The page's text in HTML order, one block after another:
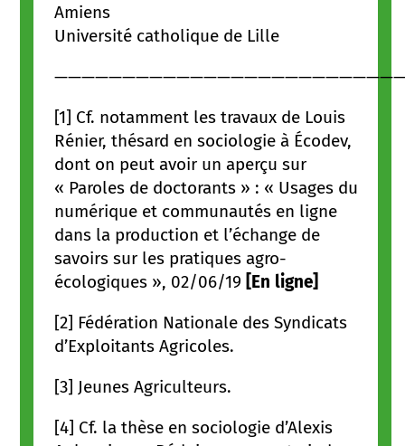
Amiens
Université catholique de Lille
[1] Cf. notamment les travaux de Louis
Rénier, thésard en sociologie à Écodev,
dont on peut avoir un aperçu sur
« Paroles de doctorants » : « Usages du
numérique et communautés en ligne
dans la production et l’échange de
savoirs sur les pratiques agro-
écologiques », 02/06/19 [En ligne]
[2] Fédération Nationale des Syndicats
d’Exploitants Agricoles.
[3] Jeunes Agriculteurs.
[4] Cf. la thèse en sociologie d’Alexis